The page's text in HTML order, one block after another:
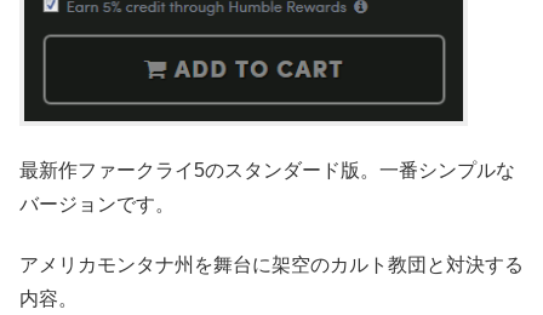
最新作ファークライ5のスタンダード版。一番シンプルな
バージョンです。
アメリカモンタナ州を舞台に架空のカルト教団と対決する
内容。